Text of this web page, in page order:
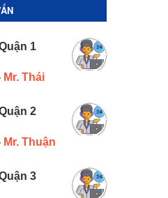
1
Mr. Thái
2
Mr. Thuận
3